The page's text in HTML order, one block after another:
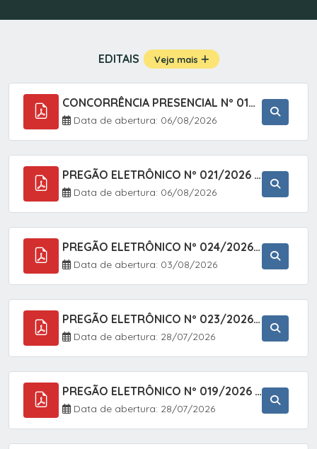
EDITAIS Veja mais
CONCORRÊNCIA PRESENCIAL Nº 019/2025 - PAVIMENTAÇÃO ASFÁLTICA EM TRECHO DA RUA 2 NO BAIRRO VILA SOARES NO MUNICÍPIO DE SETE BARRAS/SP.
Data de abertura: 06/08/2026
PREGÃO ELETRÔNICO Nº 021/2026 - AQUISIÇÃO DE CONTENTORES E CARRINHOS, DESTINADOS A COLETIVA E MANEJO DE RESÍDUOS SÓLIDOS, ATRAVÉS DO SISTEMA DE REGISTRO DE PREÇOS (SRP)
Data de abertura: 06/08/2026
PREGÃO ELETRÔNICO Nº 024/2026 - AQUISIÇÃO DE GÁS MEDICINAL TIPO OXIGÊNIO (1,00 M3, 3,00 M3 E 10,00 M3), EM ATENDIMENTO À SECRETARIA MUNICIPAL DE SAÚDE, ATRAVÉS DO SISTEMA DE REGISTRO DE PREÇOS (SRP)
Data de abertura: 03/08/2026
PREGÃO ELETRÔNICO Nº 023/2026 - AQUISIÇÃO DE ENXOVAL INFANTIL, EM ATENDIMENTO À SECRETARIA MUNICIPAL DE EDUCAÇÃO, ATRAVÉS DO SISTEMA DE REGISTRO DE PREÇOS (SRP).
Data de abertura: 28/07/2026
PREGÃO ELETRÔNICO Nº 019/2026 - CONTRATAÇÃO DE EMPRESA ESPECIALIZADA PARA A PRESTAÇÃO DE SERVIÇOS VETERINÁRIOS CLÍNICOS E CIRÚRGICOS, COM FOCO EM AÇÕES DE SAÚDE PÚBLICA, BEM-ESTAR ANIMAL E CONTROLE POPULACIONAL ÉTICO DE CÃES E GATOS, EM ATENDIMENTO À
Data de abertura: 28/07/2026